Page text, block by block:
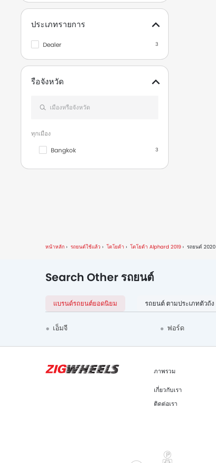
2010 3
2009 1
2008 2
ประเภทรายการ
Dealer 3
รือจังหวัด
ทุกเมือง
Bangkok
3
หน้าหลัก รถยนต์ใช้แล้ว โตโยต้า โตโยต้า Alphard 2019 รถยนต์ 2020
Search Other รถยนต์
แบรนด์รถยนต์ยอดนิยม รถยนต์ ตามประเภทตัวถัง
เอ็มจี ฟอร์ด
ภาพรวม
เกี่ยวกับเรา
ติดต่อเรา